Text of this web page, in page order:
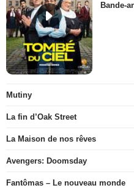
Bande-
Mutiny
La fin d’Oak Street
La Maison de nos rêves
Avengers: Doomsday
Fantômas – Le nouveau monde